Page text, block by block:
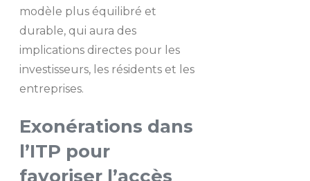
modèle plus équilibré et
durable, qui aura des
implications directes pour les
investisseurs, les résidents et les
entreprises.
Exonérations dans
l’ITP pour
favoriser l’accès